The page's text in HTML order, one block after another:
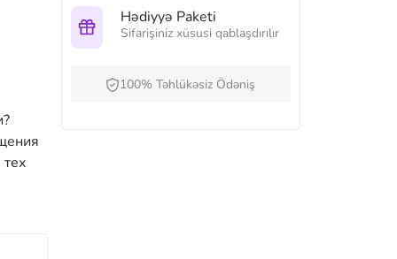
Hədiyyə Paketi
Sifarişiniz xüsusi qablaşdırılır
100% Təhlükəsiz Ödəniş